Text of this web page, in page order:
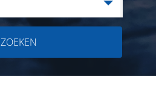
ZOEKEN